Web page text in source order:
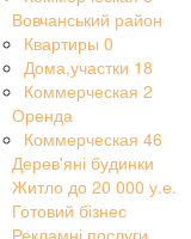
Вовчанський район
Квартиры 0
Дома,участки 18
Коммерческая 2
Оренда
Коммерческая 46
Дерев'яні будинки
Житло до 20 000 у.е.
Готовий бізнес
Рекламні послуги